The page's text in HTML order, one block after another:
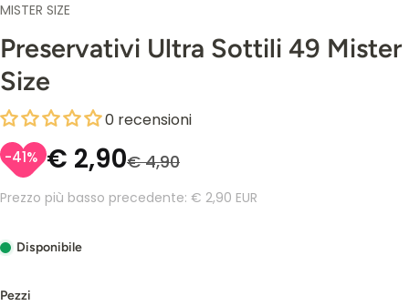
MISTER SIZE
Preservativi Ultra Sottili 49 Mister
Size
0 recensioni
-41% € 2,90€ 4,90
Prezzo più basso precedente: € 2,90 EUR
Disponibile
Pezzi